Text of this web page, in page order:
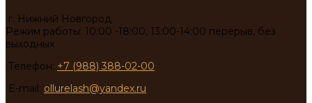
г. Нижний Новгород
Режим работы: 10:00 -18:00, 13:00-14:00 перерыв, без
выходных
Телефон: +7 (988) 388-02-00
E-mail: ollurelash@yandex.ru